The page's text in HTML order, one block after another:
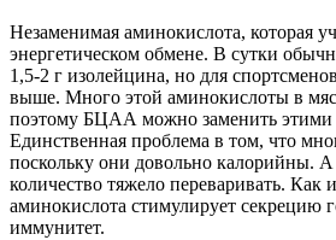
Незаменимая аминокислота, которая
энергетическом обмене. В сутки
1,5-2 г изолейцина, но для
выше. Много этой аминокислоты в
поэтому БЦАА можно заменить этими
Единственная проблема в том, что
поскольку они довольно калорийны.
количество тяжело переваривать. Как
аминокислота стимулирует секрецию
иммунитет.